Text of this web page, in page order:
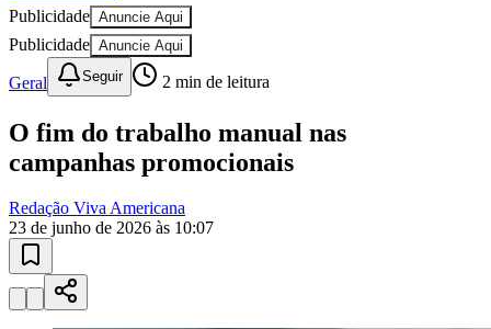
Publicidade Anuncie Aqui
Publicidade Anuncie Aqui
Geral Seguir 2 min de leitura
O fim do trabalho manual nas
campanhas promocionais
Redação Viva Americana
23 de junho de 2026 às 10:07